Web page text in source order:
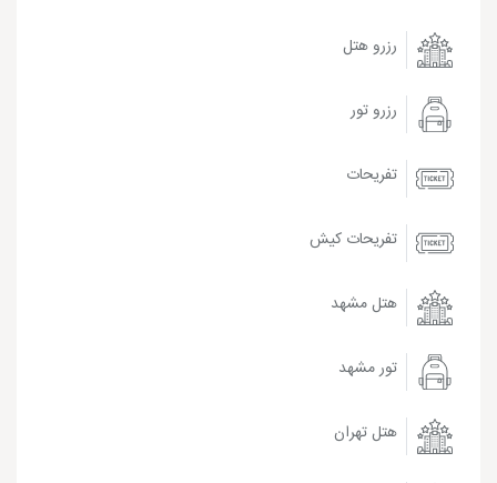
رزرو هتل
رزرو تور
تفریحات
تفریحات کیش
هتل مشهد
تور مشهد
هتل تهران